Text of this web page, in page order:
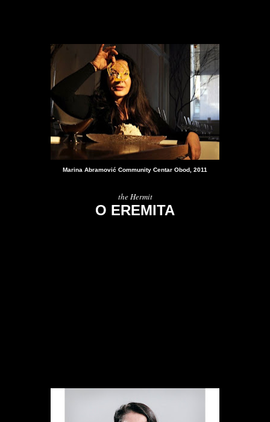
Marina Abramović Community Centar Obod, 2011
the Hermit
O EREMITA